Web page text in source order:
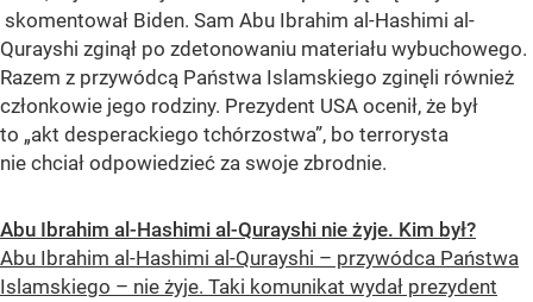
skomentował Biden. Sam Abu Ibrahim al-Hashimi al-
Qurayshi zginął po zdetonowaniu materiału wybuchowego.
Razem z przywódcą Państwa Islamskiego zginęli również
członkowie jego rodziny. Prezydent USA ocenił, że był
to „akt desperackiego tchórzostwa”, bo terrorysta
nie chciał odpowiedzieć za swoje zbrodnie.
Abu Ibrahim al-Hashimi al-Qurayshi nie żyje. Kim był?
Abu Ibrahim al-Hashimi al-Qurayshi – przywódca Państwa
Islamskiego – nie żyje. Taki komunikat wydał prezydent